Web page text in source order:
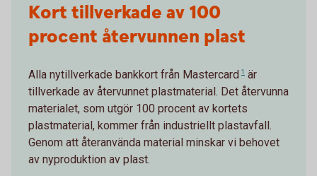
Kort tillverkade av 100
procent återvunnen plast
Alla nytillverkade bankkort från Mastercard 1 är
tillverkade av återvunnet plastmaterial. Det återvunna
materialet, som utgör 100 procent av kortets
plastmaterial, kommer från industriellt plastavfall.
Genom att återanvända material minskar vi behovet
av nyproduktion av plast.